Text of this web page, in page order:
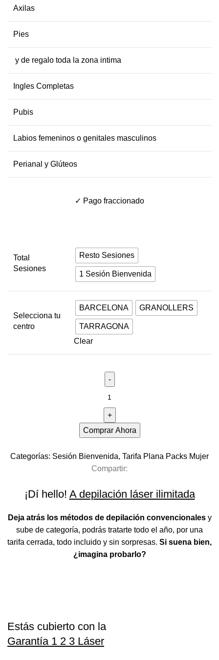
Axilas
Pies
y de regalo toda la zona intima
Ingles Completas
Pubis
Labios femeninos o genitales masculinos
Perianal y Glúteos
✓ Pago fraccionado
Total
Sesiones
Resto Sesiones
1 Sesión Bienvenida
Selecciona tu
centro
BARCELONA GRANOLLERS
TARRAGONA
Clear
Comprar Ahora
Categorías: Sesión Bienvenida, Tarifa Plana Packs Mujer
Compartir:
¡Dí hello! A depilación láser ilimitada
Deja atrás los métodos de depilación convencionalesy
sube de categoría, podrás tratarte todo el año, por una
tarifa cerrada, todo incluido y sin sorpresas. Si suena bien,
¿imagina probarlo?
Estás cubierto con la
Garantía 1 2 3 Láser